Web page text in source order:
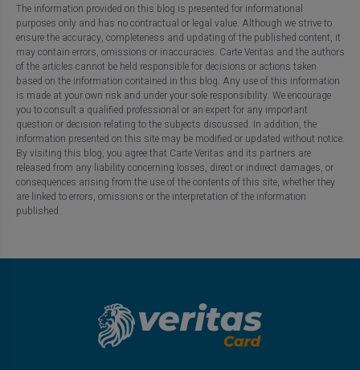
The information provided on this blog is presented for informational
purposes only and has no contractual or legal value. Although we strive to
ensure the accuracy, completeness and updating of the published content, it
may contain errors, omissions or inaccuracies. Carte Veritas and the authors
of the articles cannot be held responsible for decisions or actions taken
based on the information contained in this blog. Any use of this information
is made at your own risk and under your sole responsibility. We encourage
you to consult a qualified professional or an expert for any important
question or decision relating to the subjects discussed. In addition, the
information presented on this site may be modified or updated without notice.
By visiting this blog, you agree that Carte Veritas and its partners are
released from any liability concerning losses, direct or indirect damages, or
consequences arising from the use of the contents of this site, whether they
are linked to errors, omissions or the interpretation of the information
published.